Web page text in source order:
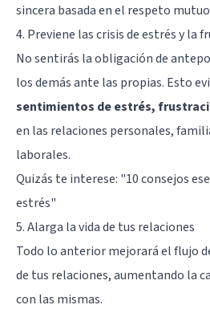
sincera basada en el respeto
4. Previene las crisis de estrés y la
No sentirás la obligación de
los demás ante las propias. Esto
sentimientos de estrés,
en las relaciones personales,
laborales.
Quizás te interese: "10 consejos
estrés"
5. Alarga la vida de tus relaciones
Todo lo anterior mejorará el flujo
de tus relaciones, aumentando la
con las mismas.